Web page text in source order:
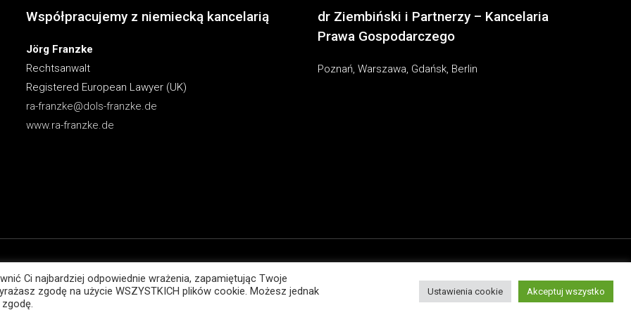
Współpracujemy z niemiecką kancelarią
Jörg Franzke
Rechtsanwalt
Registered European Lawyer (UK)
ra-franzke@dols-franzke.de
www.ra-franzke.de
dr Ziembiński i Partnerzy – Kancelaria
Prawa Gospodarczego
Poznań, Warszawa, Gdańsk, Berlin
ochrona majątku,
Ci najbardziej odpowiednie wrażenia, zapamiętując Twoje
zgodę na użycie WSZYSTKICH plików cookie. Możesz jednak
Ustawienia cookie Akceptuj wszystko